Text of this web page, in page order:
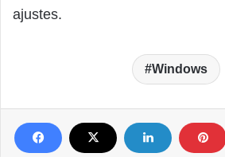
ajustes.
Windows